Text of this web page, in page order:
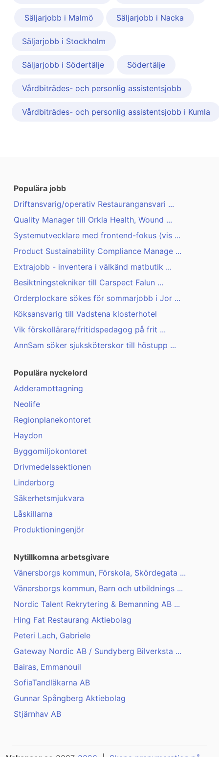
Säljarjobb i Malmö Säljarjobb i Nacka
Säljarjobb i Stockholm
Säljarjobb i Södertälje Södertälje
Vårdbiträdes- och personlig assistentsjobb
Vårdbiträdes- och personlig assistentsjobb i Kumla
Populära jobb
Driftansvarig/operativ Restaurangansvari ...
Quality Manager till Orkla Health, Wound ...
Systemutvecklare med frontend-fokus (vis ...
Product Sustainability Compliance Manage ...
Extrajobb - inventera i välkänd matbutik ...
Besiktningstekniker till Carspect Falun ...
Orderplockare sökes för sommarjobb i Jor ...
Köksansvarig till Vadstena klosterhotel
Vik förskollärare/fritidspedagog på frit ...
AnnSam söker sjuksköterskor till höstupp ...
Populära nyckelord
Adderamottagning
Neolife
Regionplanekontoret
Haydon
Byggomiljokontoret
Drivmedelssektionen
Linderborg
Säkerhetsmjukvara
Låskillarna
Produktioningenjör
Nytillkomna arbetsgivare
Vänersborgs kommun, Förskola, Skördegata ...
Vänersborgs kommun, Barn och utbildnings ...
Nordic Talent Rekrytering & Bemanning AB ...
Hing Fat Restaurang Aktiebolag
Peteri Lach, Gabriele
Gateway Nordic AB / Sundyberg Bilverksta ...
Bairas, Emmanouil
SofiaTandläkarna AB
Gunnar Spångberg Aktiebolag
Stjärnhav AB